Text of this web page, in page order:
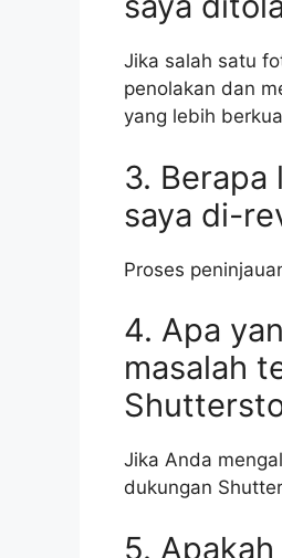
Jika salah satu
penolakan dan
yang lebih
3.
saya di-
Proses
4. Apa
masalah
Jika Anda
dukungan
5.